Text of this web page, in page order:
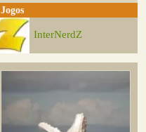
Jogos
InterNerdZ